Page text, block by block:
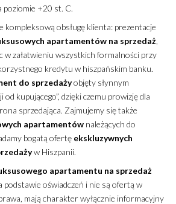
+20 st. C.
kompleksową obsługę klienta: prezentacje
apartamentów na sprzedaż,
w załatwieniu wszystkich formalności przy
kredytu w hiszpańskim banku.
do sprzedażyobjęty słynnym
od kupującego”, dzięki czemu prowizję dla
sprzedająca. Zajmujemy się także
apartamentównależących do
bogatą ofertę ekskluzywnych
w Hiszpanii.
apartamentu na sprzedaż
podstawie oświadczeń i nie są ofertą w
mają charakter wyłącznie informacyjny